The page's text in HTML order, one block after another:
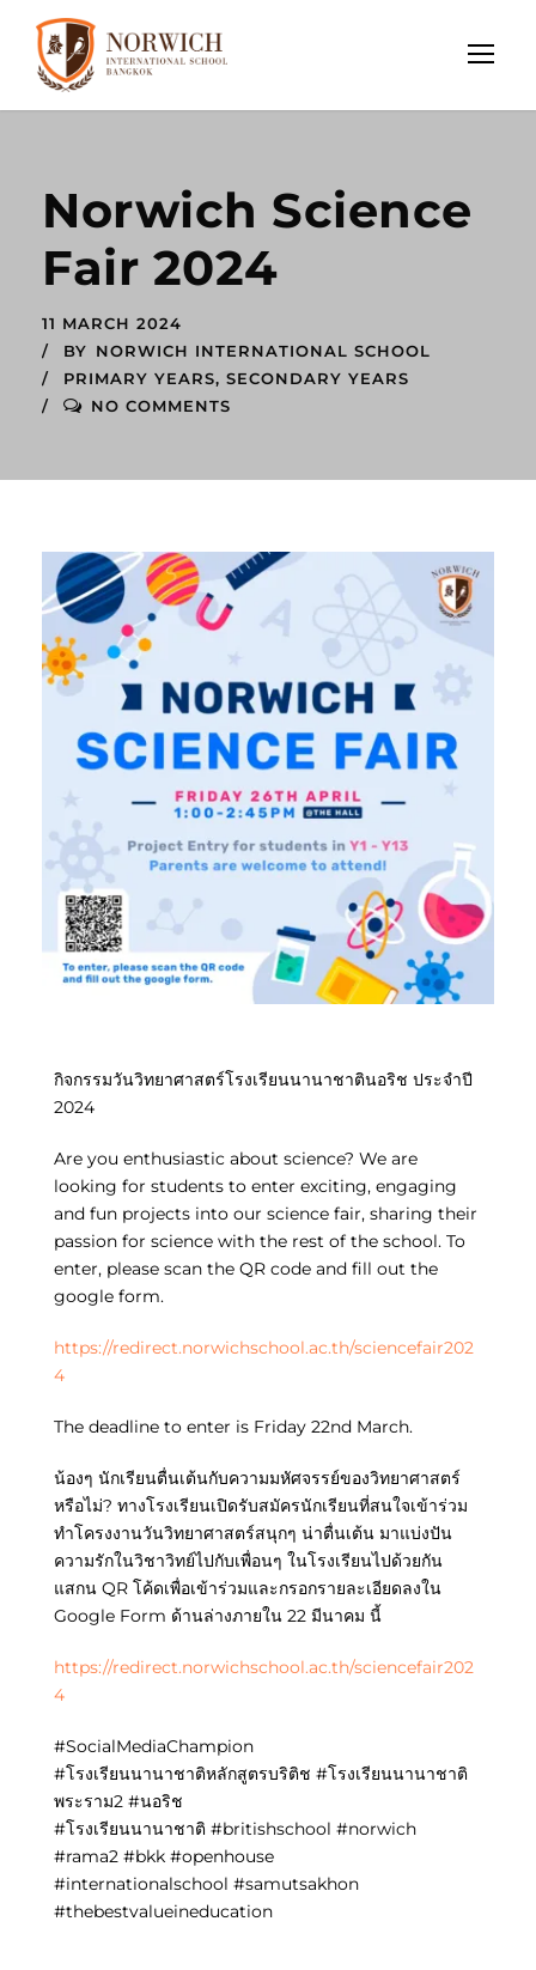
Norwich Science
Fair 2024
11 MARCH 2024
BY NORWICH INTERNATIONAL SCHOOL
PRIMARY YEARS, SECONDARY YEARS
NO COMMENTS
กิจกรรมวันวิทยาศาสตร์โรงเรียนนานาชาตินอริช ประจำปี
2024
Are you enthusiastic about science? We are
looking for students to enter exciting, engaging
and fun projects into our science fair, sharing their
passion for science with the rest of the school. To
enter, please scan the QR code and fill out the
google form.
https://redirect.norwichschool.ac.th/sciencefair202
4
The deadline to enter is Friday 22nd March.
น้องๆ นักเรียนตื่นเต้นกับความมหัศจรรย์ของวิทยาศาสตร์
หรือไม่? ทางโรงเรียนเปิดรับสมัครนักเรียนที่สนใจเข้าร่วม
ทำโครงงานวันวิทยาศาสตร์สนุกๆ น่าตื่นเต้น มาแบ่งปัน
ความรักในวิชาวิทย์ไปกับเพื่อนๆ ในโรงเรียนไปด้วยกัน
แสกน QR โค้ดเพื่อเข้าร่วมและกรอกรายละเอียดลงใน
Google Form ด้านล่างภายใน 22 มีนาคม นี้
https://redirect.norwichschool.ac.th/sciencefair202
4
#SocialMediaChampion
#โรงเรียนนานาชาติหลักสูตรบริติช #โรงเรียนนานาชาติ
พระราม2 #นอริช
#โรงเรียนนานาชาติ #britishschool #norwich
#rama2 #bkk #openhouse
#internationalschool #samutsakhon
#thebestvalueineducation